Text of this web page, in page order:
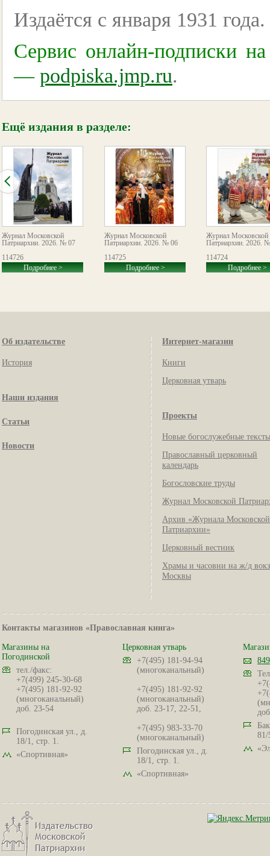
Издаётся с января 1931 года.
Сервис онлайн-подписки
— podpiska.jmp.ru.
Ещё издания в разделе:
Журнал Московской
Патриархии. 2026. № 07
114726
Подробнее >
Журнал Московской
Патриархии. 2026. № 06
114725
Подробнее >
Журнал Московской
Патриархии. 2026.
114724
Подробнее >
Об издательстве
История
Наши издания
Статьи
Новости
Интернет-магазин
Книги
Церковная утварь
Проекты
Новые богослужебные тексты
Православный церковный
календарь
Богословские труды
Журнал Московской
Архив «Журнала Московской
Патриархии»
Церковный вестник
Храмы и часовни на ж/д
Москвы
Контакты магазинов «Православная книга»
Магазины на
Погодинской
тел./факс:
+7(499) 245-30-68
+7(495) 181-92-92
(многоканальный)
доб. 23-54
Погодинская ул., д.
18/1, стр. 1.
«Спортивная»
Церковная утварь
+7(495) 181-94-94
(многоканальный)
+7(495) 181-92-92
(многоканальный)
доб. 23-17, 22-51,
+7(495) 983-33-70
(многоканальный)
Погодинская ул., д.
18/1, стр. 1.
«Спортивная»
81/